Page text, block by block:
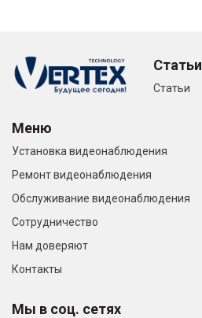
Статьи
Статьи
Меню
Установка видеонаблюдения
Ремонт видеонаблюдения
Обслуживание видеонаблюдения
Сотрудничество
Нам доверяют
Контакты
Мы в соц. сетях